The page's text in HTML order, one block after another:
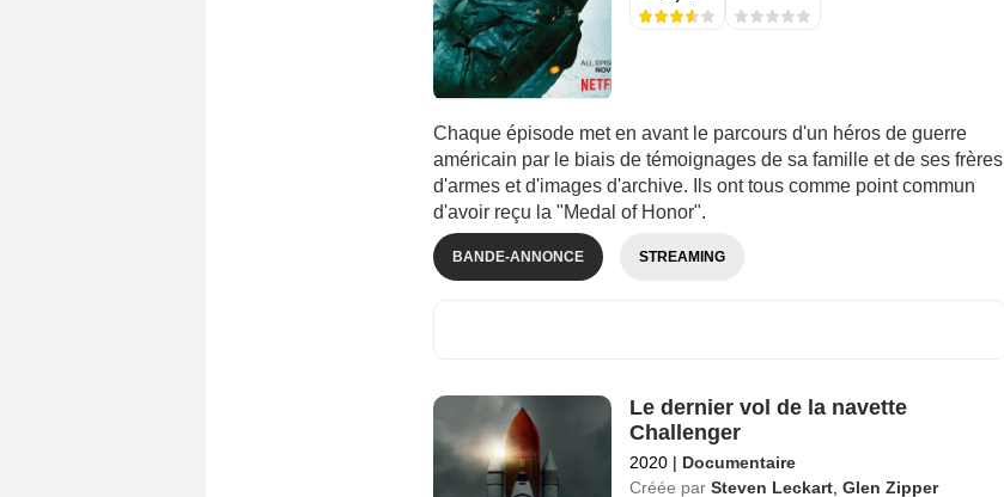
Chaque épisode met en avant le parcours d'un héros de guerre
américain par le biais de témoignages de sa famille et de ses frères
d'armes et d'images d'archive. Ils ont tous comme point commun
d'avoir reçu la "Medal of Honor".
BANDE-ANNONCE STREAMING
Le dernier vol de la navette
Challenger
2020 | Documentaire
Créée par Steven Leckart, Glen Zipper